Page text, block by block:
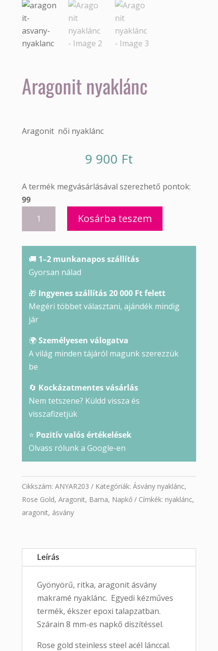
Aragonit nyaklánc
Aragonit női nyaklánc
9 900 Ft
A termék megvásárlásával szerezhető pontok:
99
Kosárba teszem
🚚 1–2 munkanapos szállítás
Gyorsan nálad
🎁 Ingyenes szállítás 20 000 Ft felett
Megéri többet választani, ajándék mindig
jár
🌍Személyesen válogatva
A világ minden tájáról magunk szerezzük
be
🔄 Kockázatmentes vásárlás
Nem tetszene? Küldd vissza és
visszafizetjük
⭐ Pozitív valós értékelések
Olvass rólunk a Google-en
Cikkszám: ANYAR203 Kategóriák: Ásvány nyaklánc,
Rose Gold, Aragonit, Barna, Napkő Címkék: nyaklánc,
aragonit, ásvány
Leírás
Gyönyörű, ritka, aragonit ásvány
makramé nyaklánc. Egyedi kézműves
termék, ékszer epoxi talapzatban.
Szárain 8 mm-es napkő díszítéssel.
Rose gold steinless steel acél lánccal.